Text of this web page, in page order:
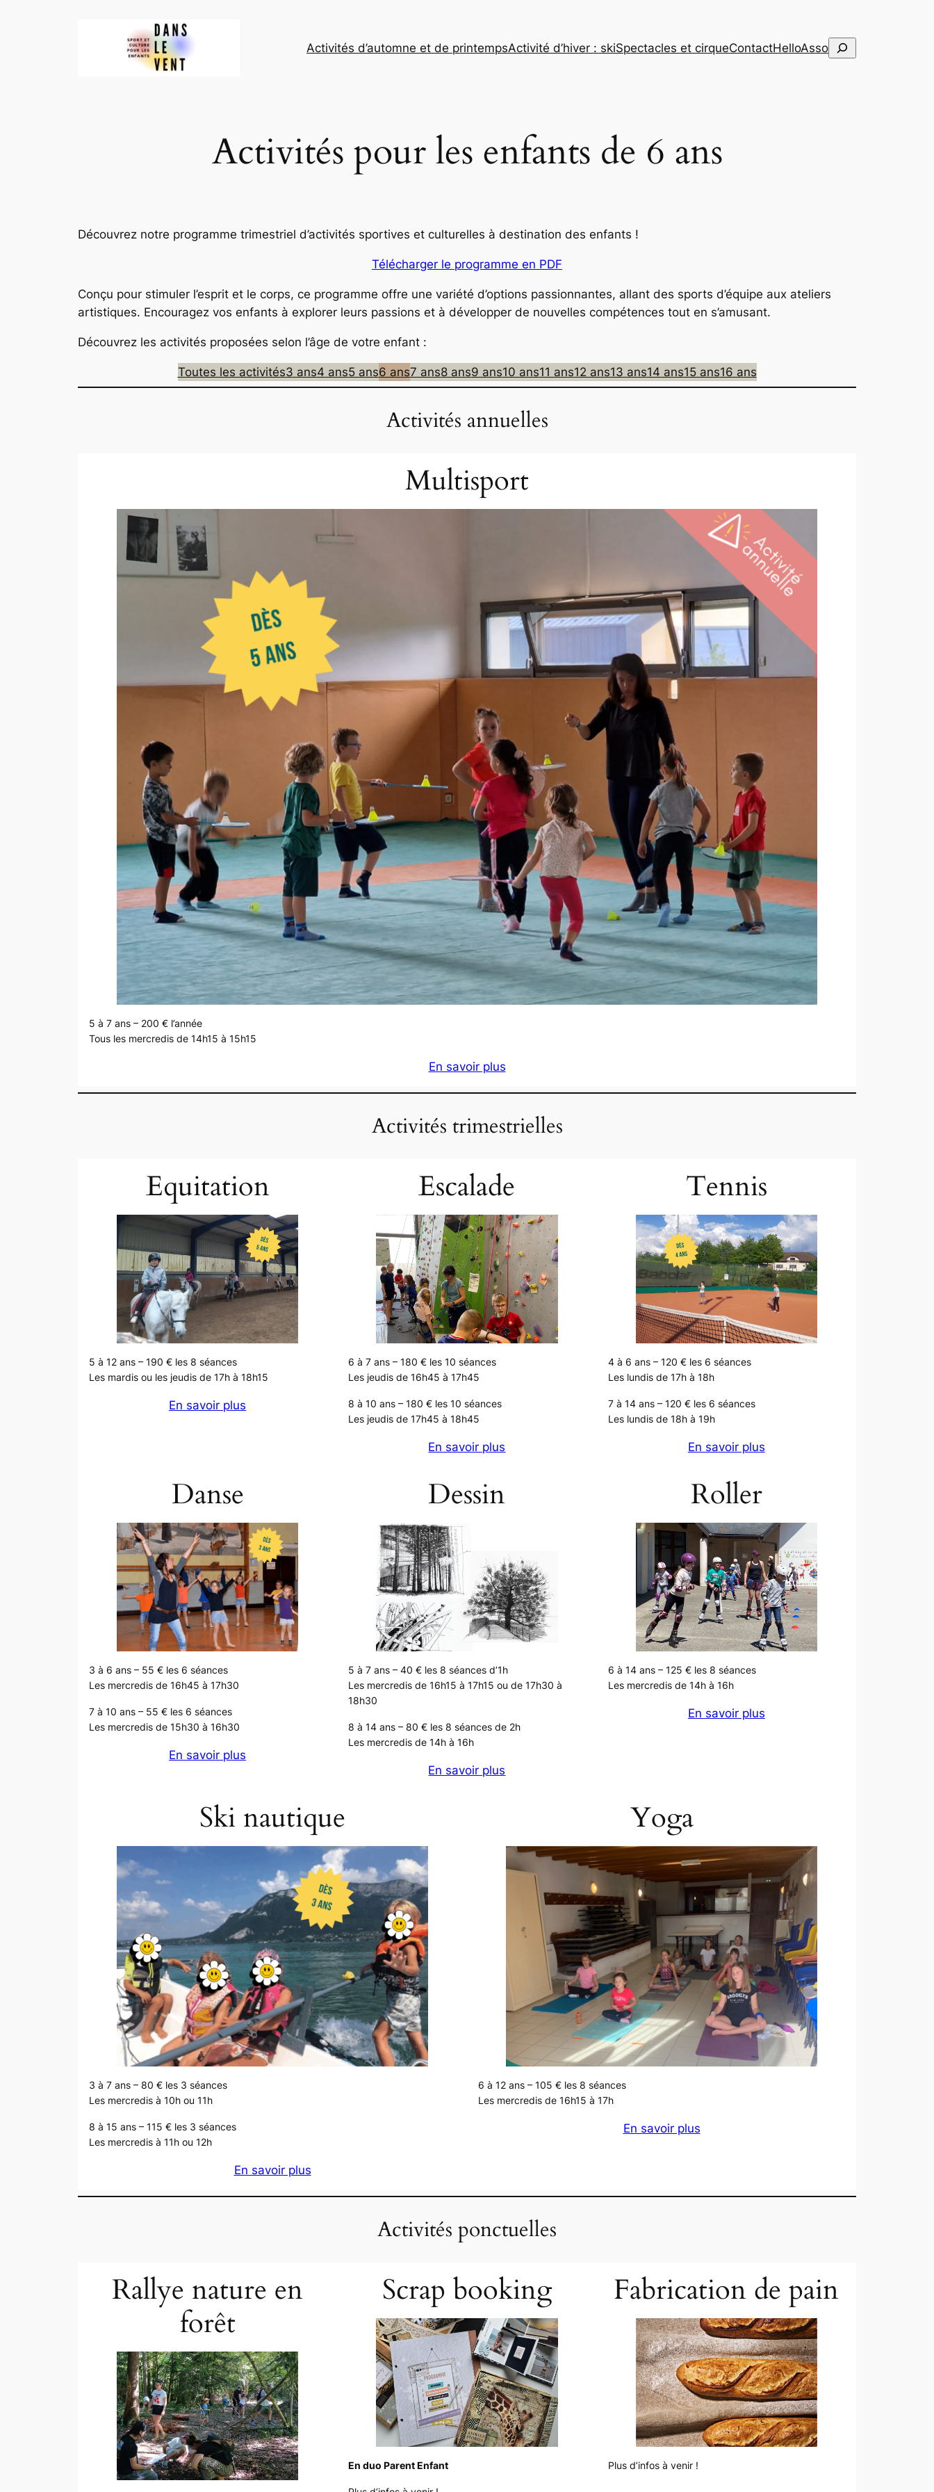
Activités d’automne et de printempsActivité d’hiver : skiSpectacles et cirqueContactHelloAssoRechercher
Activités pour les enfants de 6 ans
Découvrez notre programme trimestriel d’activités sportives et culturelles à destination des enfants !
Télécharger le programme en PDF
Conçu pour stimuler l’esprit et le corps, ce programme offre une variété d’options passionnantes, allant des sports d’équipe aux ateliers
artistiques. Encouragez vos enfants à explorer leurs passions et à développer de nouvelles compétences tout en s’amusant.
Découvrez les activités proposées selon l’âge de votre enfant :
Toutes les activités3 ans4 ans5 ans6 ans7 ans8 ans9 ans10 ans11 ans12 ans13 ans14 ans15 ans16 ans
Activités annuelles
Multisport
5 à 7 ans – 200 € l’année
Tous les mercredis de 14h15 à 15h15
En savoir plus
Activités trimestrielles
Equitation
5 à 12 ans – 190 € les 8 séances
Les mardis ou les jeudis de 17h à 18h15
En savoir plus
Escalade
6 à 7 ans – 180 € les 10 séances
Les jeudis de 16h45 à 17h45
8 à 10 ans – 180 € les 10 séances
Les jeudis de 17h45 à 18h45
En savoir plus
Tennis
4 à 6 ans – 120 € les 6 séances
Les lundis de 17h à 18h
7 à 14 ans – 120 € les 6 séances
Les lundis de 18h à 19h
En savoir plus
Danse
3 à 6 ans – 55 € les 6 séances
Les mercredis de 16h45 à 17h30
7 à 10 ans – 55 € les 6 séances
Les mercredis de 15h30 à 16h30
En savoir plus
Dessin
5 à 7 ans – 40 € les 8 séances d’1h
Les mercredis de 16h15 à 17h15 ou de 17h30 à
18h30
8 à 14 ans – 80 € les 8 séances de 2h
Les mercredis de 14h à 16h
En savoir plus
Roller
6 à 14 ans – 125 € les 8 séances
Les mercredis de 14h à 16h
En savoir plus
Ski nautique
3 à 7 ans – 80 € les 3 séances
Les mercredis à 10h ou 11h
8 à 15 ans – 115 € les 3 séances
Les mercredis à 11h ou 12h
En savoir plus
Yoga
6 à 12 ans – 105 € les 8 séances
Les mercredis de 16h15 à 17h
En savoir plus
Activités ponctuelles
Rallye nature en
forêt
Scrap booking
En duo Parent Enfant
Fabrication de pain
Plus d’infos à venir !